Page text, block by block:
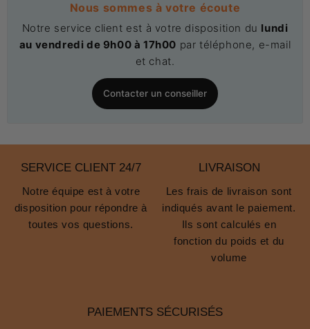
Nous sommes à votre écoute
Notre service client est à votre disposition du lundi
au vendredi de 9h00 à 17h00 par téléphone, e-mail
et chat.
Contacter un conseiller
SERVICE CLIENT 24/7
Notre équipe est à votre
disposition pour répondre à
toutes vos questions.
LIVRAISON
Les frais de livraison sont
indiqués avant le paiement.
Ils sont calculés en
fonction du poids et du
volume
PAIEMENTS SÉCURISÉS